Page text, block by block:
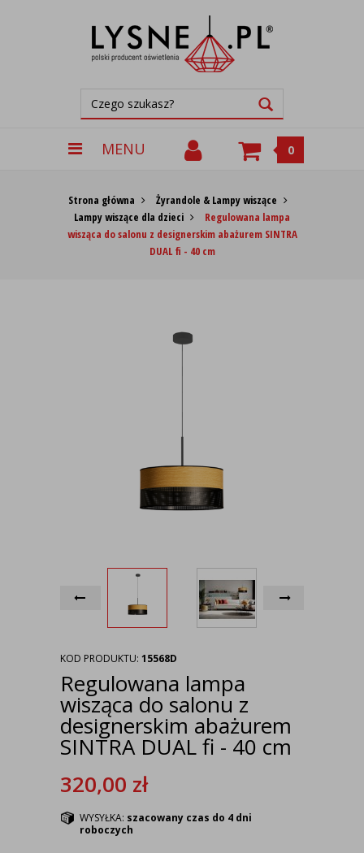
MENU 0
Strona główna
Żyrandole & Lampy wiszące
Lampy wiszące dla dzieci
Regulowana lampa
wisząca do salonu z designerskim abażurem SINTRA
DUAL fi - 40 cm
KOD PRODUKTU: 15568D
Regulowana lampa
wisząca do salonu z
designerskim abażurem
SINTRA DUAL fi - 40 cm
320,00 zł
WYSYŁKA: szacowany czas do 4 dni
roboczych